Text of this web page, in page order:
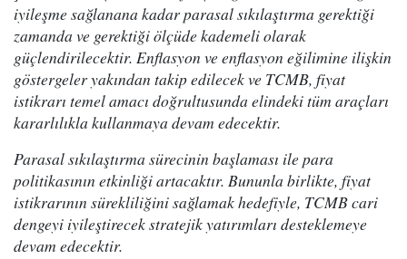
iyileşme sağlanana kadar parasal sıkılaştırma gerektiği
zamanda ve gerektiği ölçüde kademeli olarak
güçlendirilecektir. Enflasyon ve enflasyon eğilimine ilişkin
göstergeler yakından takip edilecek ve TCMB, fiyat
istikrarı temel amacı doğrultusunda elindeki tüm araçları
kararlılıkla kullanmaya devam edecektir.
Parasal sıkılaştırma sürecinin başlaması ile para
politikasının etkinliği artacaktır. Bununla birlikte, fiyat
istikrarının sürekliliğini sağlamak hedefiyle, TCMB cari
dengeyi iyileştirecek stratejik yatırımları desteklemeye
devam edecektir.